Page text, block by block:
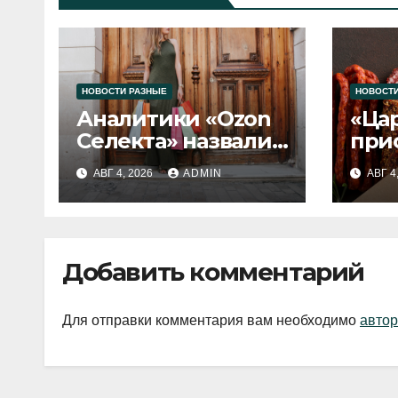
НОВОСТИ РАЗНЫЕ
Аналитики «Ozon
Селекта» назвали
fashion-тренды
2026 года
АВГ 4, 2026 ADMIN АВГ
Добавить комментарий
Для отправки комментария вам необходимо